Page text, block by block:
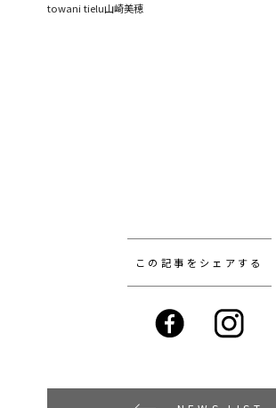
towani tielu山崎美穂
この記事をシェアする